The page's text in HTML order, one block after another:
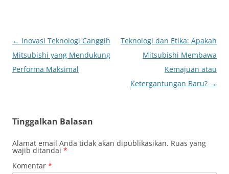
Navigasi
Tulisan
← Inovasi Teknologi Canggih
Mitsubishi yang Mendukung
Performa Maksimal
Teknologi dan Etika: Apakah
Mitsubishi Membawa
Kemajuan atau
Ketergantungan Baru? →
Tinggalkan Balasan
Alamat email Anda tidak akan dipublikasikan. Ruas yang
wajib ditandai *
Komentar *